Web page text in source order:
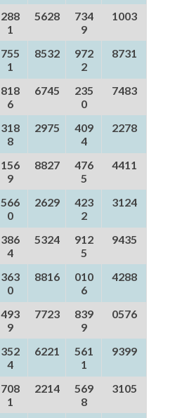
288
1
5628
734
9
1003
755
1
8532
972
2
8731
818
6
6745
235
0
7483
318
8
2975
409
4
2278
156
9
8827
476
5
4411
566
0
2629
423
2
3124
386
4
5324
912
5
9435
363
0
8816
010
6
4288
493
9
7723
839
9
0576
352
4
6221
561
1
9399
708
1
2214
569
8
3105